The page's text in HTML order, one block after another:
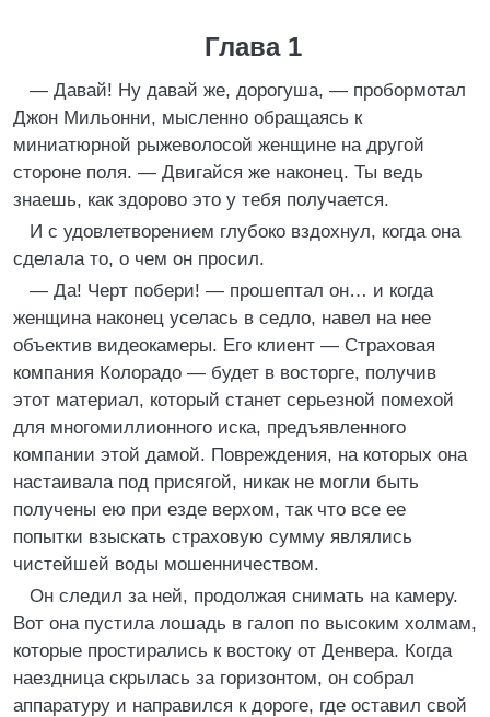
Глава 1
— Давай! Ну давай же, дорогуша, — пробормотал
Джон Мильонни, мысленно обращаясь к
миниатюрной рыжеволосой женщине на другой
стороне поля. — Двигайся же наконец. Ты ведь
знаешь, как здорово это у тебя получается.
И с удовлетворением глубоко вздохнул, когда она
сделала то, о чем он просил.
— Да! Черт побери! — прошептал он… и когда
женщина наконец уселась в седло, навел на нее
объектив видеокамеры. Его клиент — Страховая
компания Колорадо — будет в восторге, получив
этот материал, который станет серьезной помехой
для многомиллионного иска, предъявленного
компании этой дамой. Повреждения, на которых она
настаивала под присягой, никак не могли быть
получены ею при езде верхом, так что все ее
попытки взыскать страховую сумму являлись
чистейшей воды мошенничеством.
Он следил за ней, продолжая снимать на камеру.
Вот она пустила лошадь в галоп по высоким холмам,
которые простирались к востоку от Денвера. Когда
наездница скрылась за горизонтом, он собрал
аппаратуру и направился к дороге, где оставил свой